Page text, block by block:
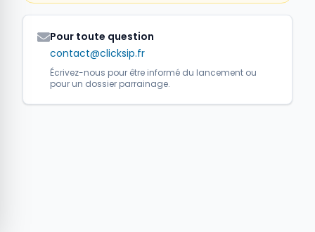
Pour toute question
contact@clicksip.fr
Écrivez-nous pour être informé du lancement ou
pour un dossier parrainage.